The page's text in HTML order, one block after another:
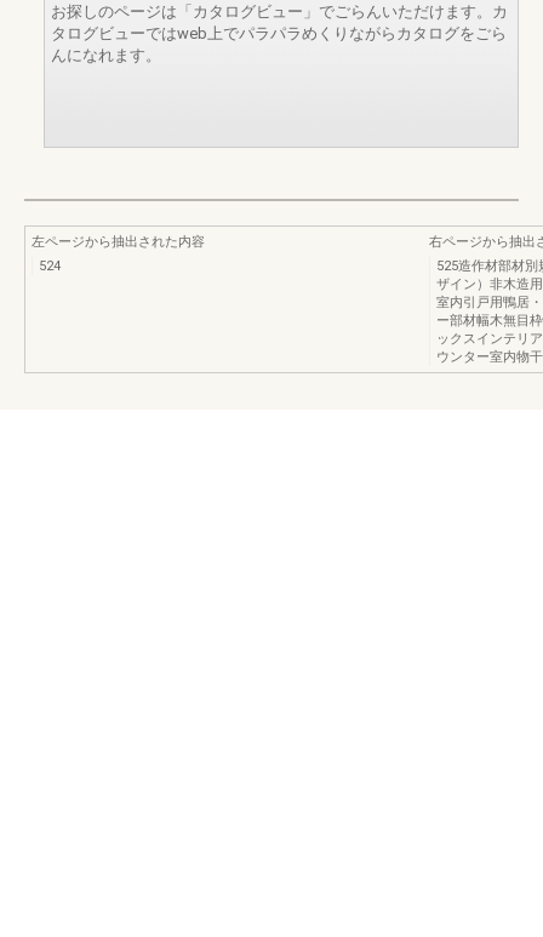
お探しのページは「カタログビュー」でごらんいただけます。カ
タログビューではweb上でパラパラめくりながらカタログをごら
んになれます。
左ページから抽出された内容
524
右ページから抽出
525造作材部材
ザイン）非木造
室内引戸用鴨居
ー部材幅木無目
ックスインテリ
ウンター室内物